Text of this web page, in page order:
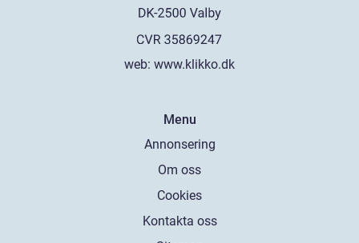
web: www.klikko.dk
Menu
Annonsering
Om oss
Cookies
Kontakta oss